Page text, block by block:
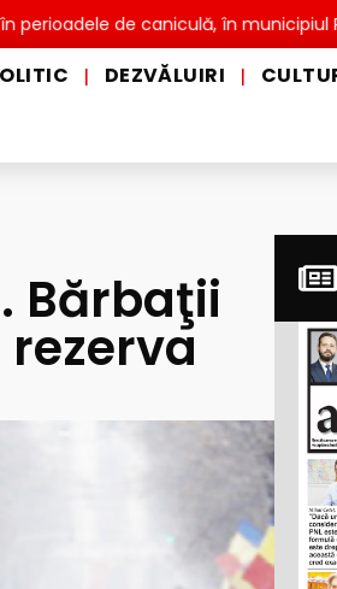
de caniculă, în municipiul Pitești!
| DEZVĂLUIRI |
Bărbaţii